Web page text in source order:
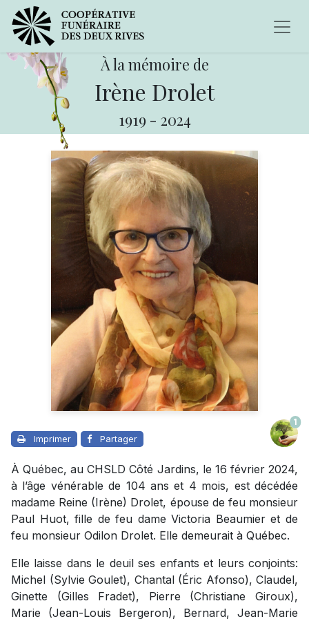
À la mémoire de
Irène Drolet
1919 - 2024
Imprimer Partager
1
À Québec, au CHSLD Côté Jardins, le 16 février 2024,
à l’âge vénérable de 104 ans et 4 mois, est décédée
madame Reine (Irène) Drolet, épouse de feu monsieur
Paul Huot, fille de feu dame Victoria Beaumier et de
feu monsieur Odilon Drolet. Elle demeurait à Québec.
Elle laisse dans le deuil ses enfants et leurs conjoints:
Michel (Sylvie Goulet), Chantal (Éric Afonso), Claudel,
Ginette (Gilles Fradet), Pierre (Christiane Giroux),
Marie (Jean-Louis Bergeron), Bernard, Jean-Marie